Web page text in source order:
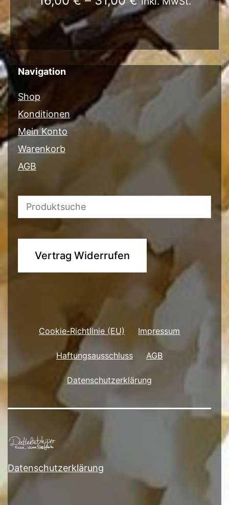
Navigation
Shop
Konditionen
Mein Konto
Warenkorb
AGB
Vertrag Widerrufen
Cookie-Richtlinie (EU) Impressum
Haftungsausschluss AGB
Datenschutzerklärung
Datenschutzerklärung